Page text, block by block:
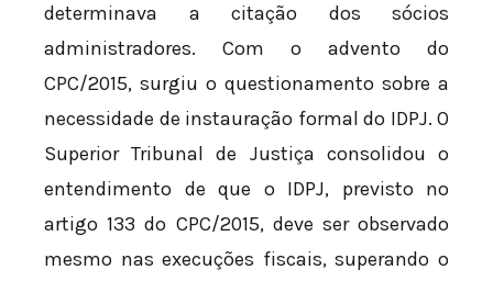
determinava a citação dos sócios
administradores. Com o advento do
CPC/2015, surgiu o questionamento sobre a
necessidade de instauração formal do IDPJ. O
Superior Tribunal de Justiça consolidou o
entendimento de que o IDPJ, previsto no
artigo 133 do CPC/2015, deve ser observado
mesmo nas execuções fiscais, superando o